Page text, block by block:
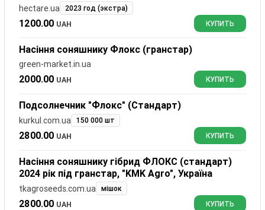
hectare.ua 2023 год (экстра)
1200.00 UAH КУПИТЬ
Насіння соняшнику Флокс (гранстар)
green-market.in.ua
2000.00 UAH КУПИТЬ
Подсолнечник "Флокс" (Стандарт)
kurkul.com.ua 150 000 шт
2800.00 UAH КУПИТЬ
Насіння соняшнику гібрид ФЛОКС (стандарт)
2024 рік під гранстар, "KMK Agro", Україна
tkagroseeds.com.ua мішок
2800.00 UAH КУПИТЬ